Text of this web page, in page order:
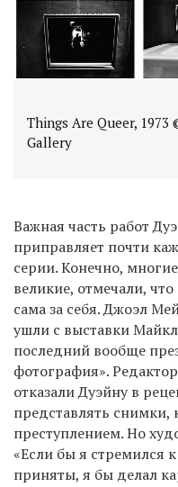
Things Are Queer,
Gallery
Важная часть работ
приправляет почти
серии. Конечно,
великие, отмечали,
сама за себя. Джоэл
ушли с выставки
последний вообще
фотография».
отказали Дуэйну в
представлять снимки,
преступлением. Но
«Если бы я стремился
приняты, я бы делал